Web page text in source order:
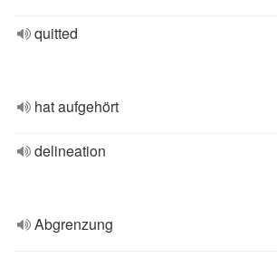
quitted
hat aufgehört
delineation
Abgrenzung